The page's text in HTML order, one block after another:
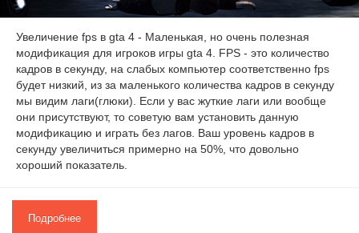
Увеличение fps в gta 4 - Маленькая, но очень полезная
модификация для игроков игры gta 4. FPS - это количество
кадров в секунду, на слабых компьютер соответственно fps
будет низкий, из за маленького количества кадров в секунду
мы видим лаги(глюки). Если у вас жуткие лаги или вообще
они присутствуют, то советую вам установить данную
модификацию и играть без лагов. Ваш уровень кадров в
секунду увеличиться примерно на 50%, что довольно
хороший показатель.
Подробнее